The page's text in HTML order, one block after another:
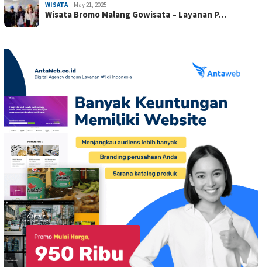
WISATA May 21, 2025
Wisata Bromo Malang Gowisata – Layanan P…